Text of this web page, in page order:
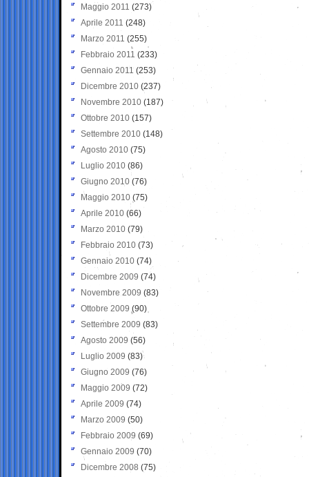
Maggio 2011 (273)
Aprile 2011 (248)
Marzo 2011 (255)
Febbraio 2011 (233)
Gennaio 2011 (253)
Dicembre 2010 (237)
Novembre 2010 (187)
Ottobre 2010 (157)
Settembre 2010 (148)
Agosto 2010 (75)
Luglio 2010 (86)
Giugno 2010 (76)
Maggio 2010 (75)
Aprile 2010 (66)
Marzo 2010 (79)
Febbraio 2010 (73)
Gennaio 2010 (74)
Dicembre 2009 (74)
Novembre 2009 (83)
Ottobre 2009 (90)
Settembre 2009 (83)
Agosto 2009 (56)
Luglio 2009 (83)
Giugno 2009 (76)
Maggio 2009 (72)
Aprile 2009 (74)
Marzo 2009 (50)
Febbraio 2009 (69)
Gennaio 2009 (70)
Dicembre 2008 (75)